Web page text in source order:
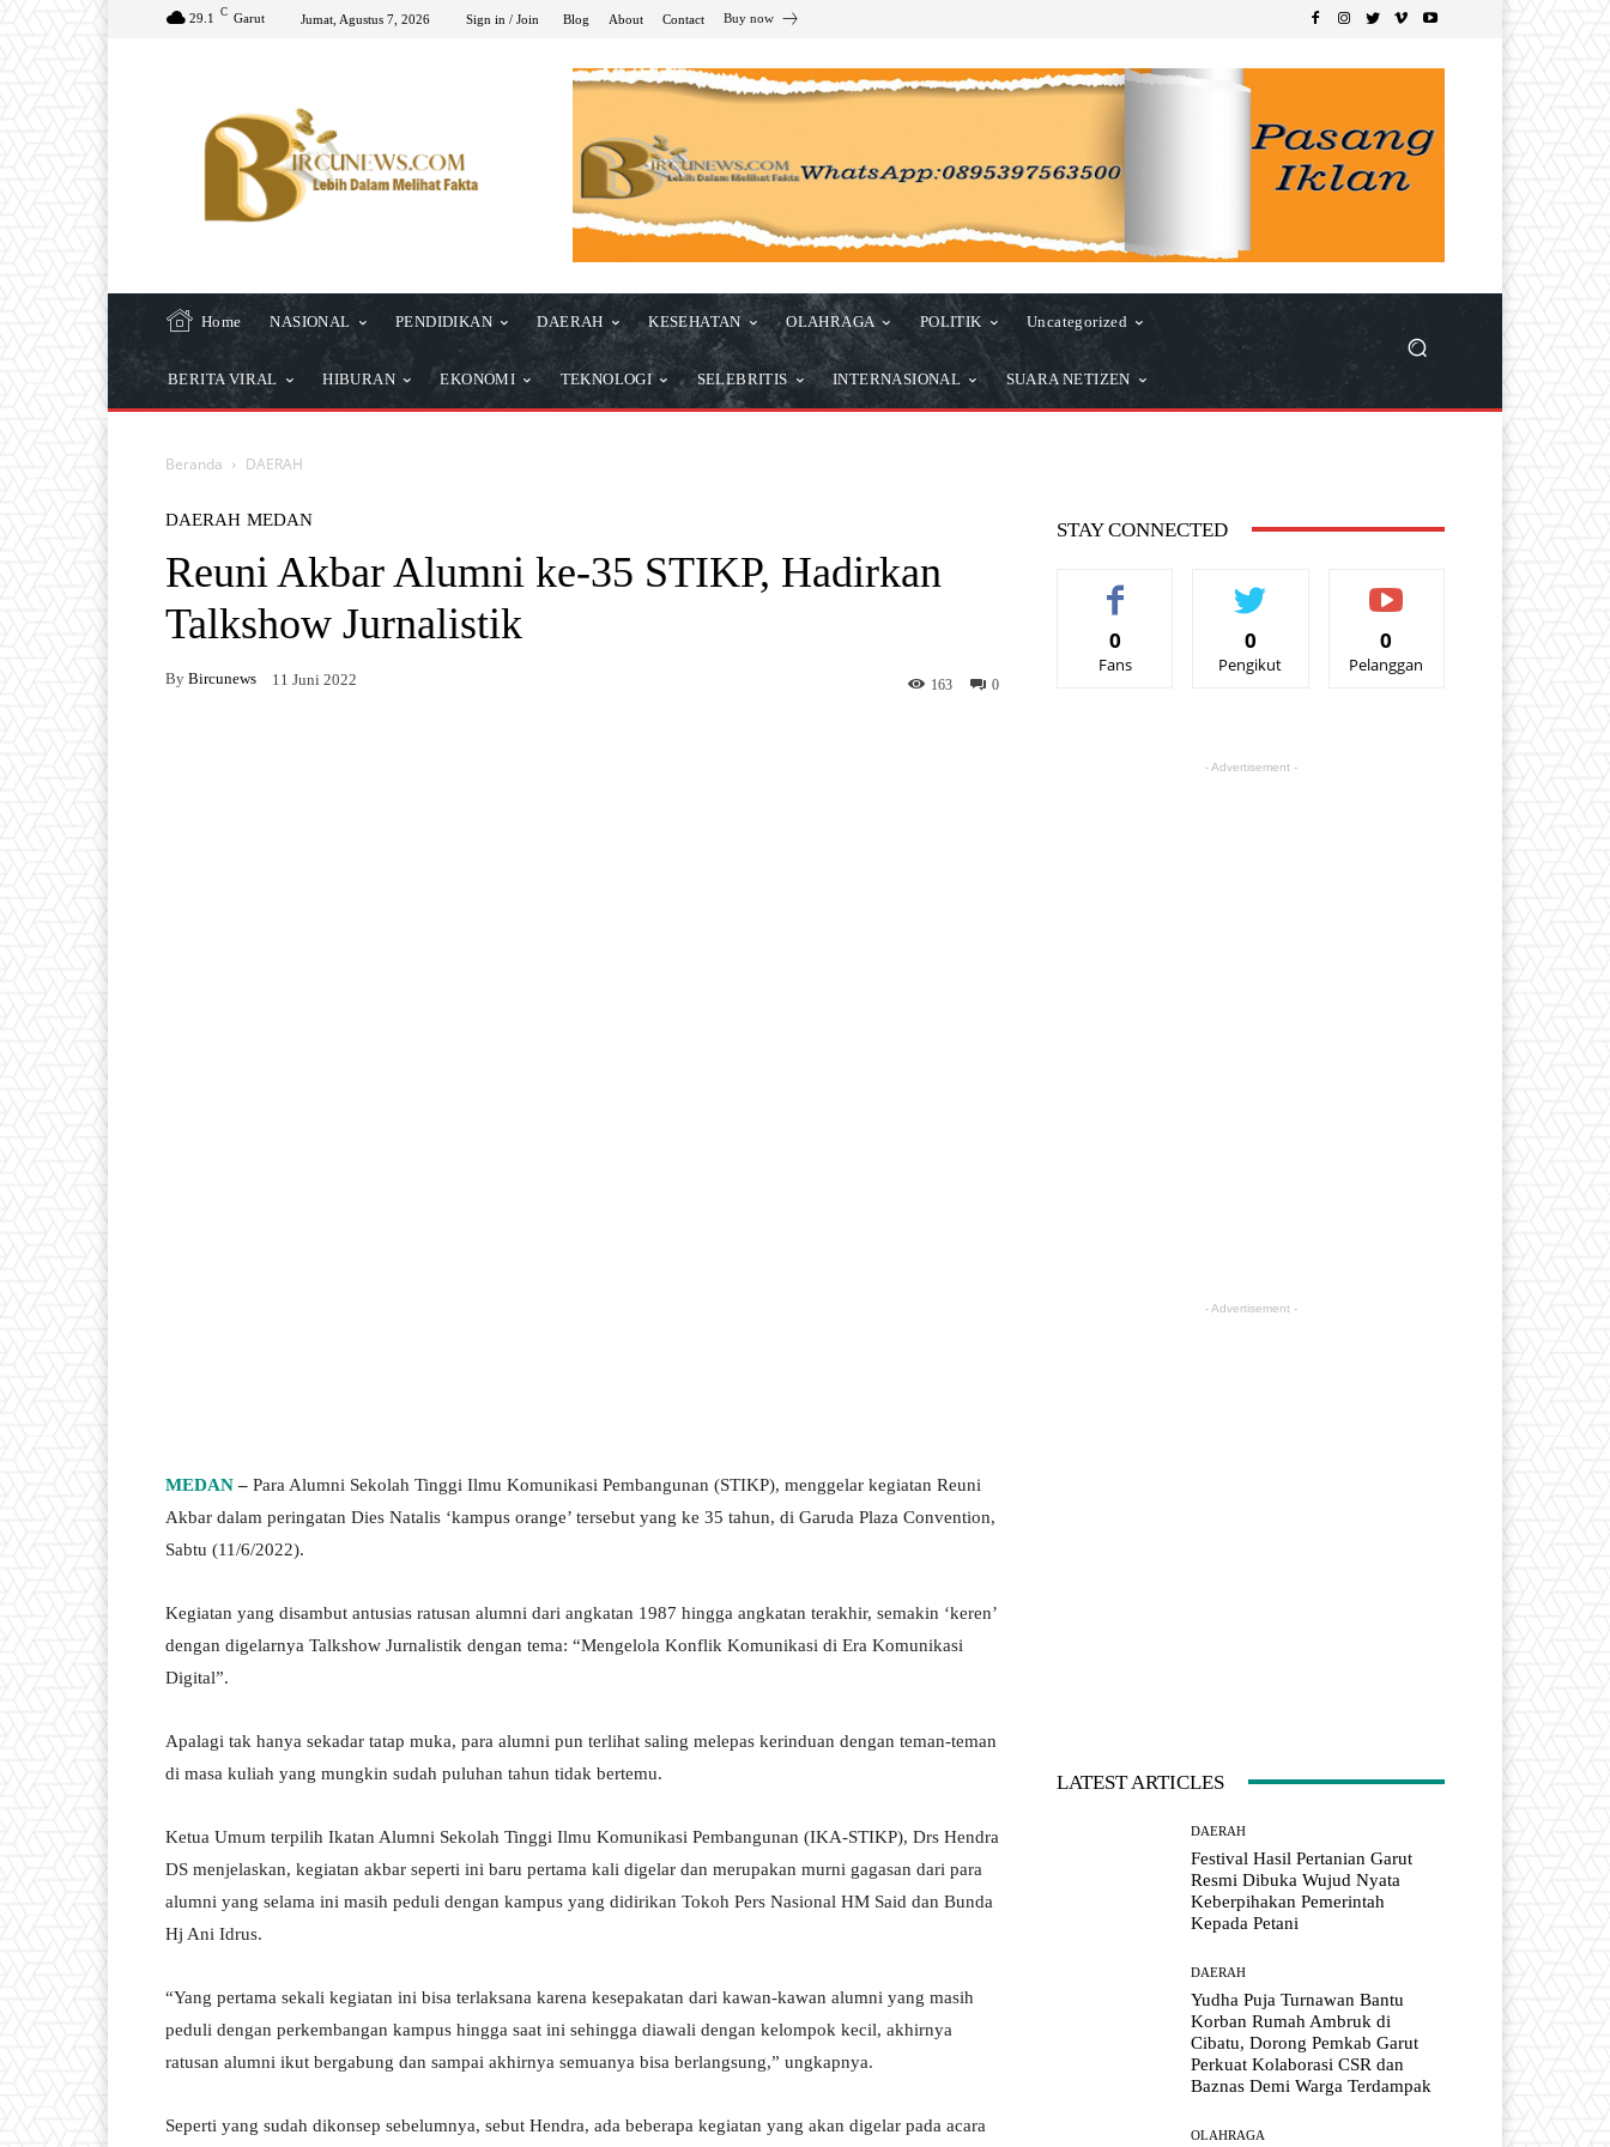
29.1 C Garut Jumat, Agustus 7, 2026 Sign in / Join Blog About Contact Buy now
Home NASIONAL PENDIDIKAN DAERAH KESEHATAN OLAHRAGA POLITIK Uncategorized
BERITA VIRAL HIBURAN EKONOMI TEKNOLOGI SELEBRITIS INTERNASIONAL SUARA NETIZEN
Beranda DAERAH
DAERAH MEDAN
Reuni Akbar Alumni ke-35 STIKP, Hadirkan
Talkshow Jurnalistik
By Bircunews 11 Juni 2022 0
163
MEDAN– Para Alumni Sekolah Tinggi Ilmu Komunikasi Pembangunan (STIKP), menggelar kegiatan Reuni
Akbar dalam peringatan Dies Natalis ‘kampus orange’ tersebut yang ke 35 tahun, di Garuda Plaza Convention,
Sabtu (11/6/2022).
Kegiatan yang disambut antusias ratusan alumni dari angkatan 1987 hingga angkatan terakhir, semakin ‘keren’
dengan digelarnya Talkshow Jurnalistik dengan tema: “Mengelola Konflik Komunikasi di Era Komunikasi
Digital”.
Apalagi tak hanya sekadar tatap muka, para alumni pun terlihat saling melepas kerinduan dengan teman-teman
di masa kuliah yang mungkin sudah puluhan tahun tidak bertemu.
Ketua Umum terpilih Ikatan Alumni Sekolah Tinggi Ilmu Komunikasi Pembangunan (IKA-STIKP), Drs Hendra
DS menjelaskan, kegiatan akbar seperti ini baru pertama kali digelar dan merupakan murni gagasan dari para
alumni yang selama ini masih peduli dengan kampus yang didirikan Tokoh Pers Nasional HM Said dan Bunda
Hj Ani Idrus.
“Yang pertama sekali kegiatan ini bisa terlaksana karena kesepakatan dari kawan-kawan alumni yang masih
peduli dengan perkembangan kampus hingga saat ini sehingga diawali dengan kelompok kecil, akhirnya
ratusan alumni ikut bergabung dan sampai akhirnya semuanya bisa berlangsung,” ungkapnya.
Seperti yang sudah dikonsep sebelumnya, sebut Hendra, ada beberapa kegiatan yang akan digelar pada acara
STAY CONNECTED
0
Fans
0
Pengikut
0
Pelanggan
- Advertisement -
- Advertisement -
LATEST ARTICLES
DAERAH
Festival Hasil Pertanian Garut
Resmi Dibuka Wujud Nyata
Keberpihakan Pemerintah
Kepada Petani
DAERAH
Yudha Puja Turnawan Bantu
Korban Rumah Ambruk di
Cibatu, Dorong Pemkab Garut
Perkuat Kolaborasi CSR dan
Baznas Demi Warga Terdampak
OLAHRAGA